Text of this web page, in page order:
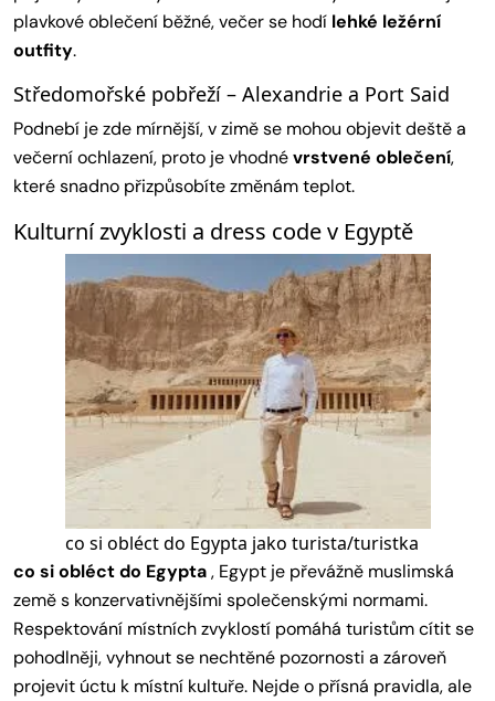
plavkové oblečení běžné, večer se hodí lehké ležérní
outfity.
Středomořské pobřeží – Alexandrie a Port Said
Podnebí je zde mírnější, v zimě se mohou objevit deště a
večerní ochlazení, proto je vhodnévrstvené oblečení,
které snadno přizpůsobíte změnám teplot.
Kulturní zvyklosti a dress code v Egyptě
co si obléct do Egypta jako turista/turistka
co si obléct do Egypta, Egypt je převážně muslimská
země s konzervativnějšími společenskými normami.
Respektování místních zvyklostí pomáhá turistům cítit se
pohodlněji, vyhnout se nechtěné pozornosti a zároveň
projevit úctu k místní kultuře. Nejde o přísná pravidla, ale